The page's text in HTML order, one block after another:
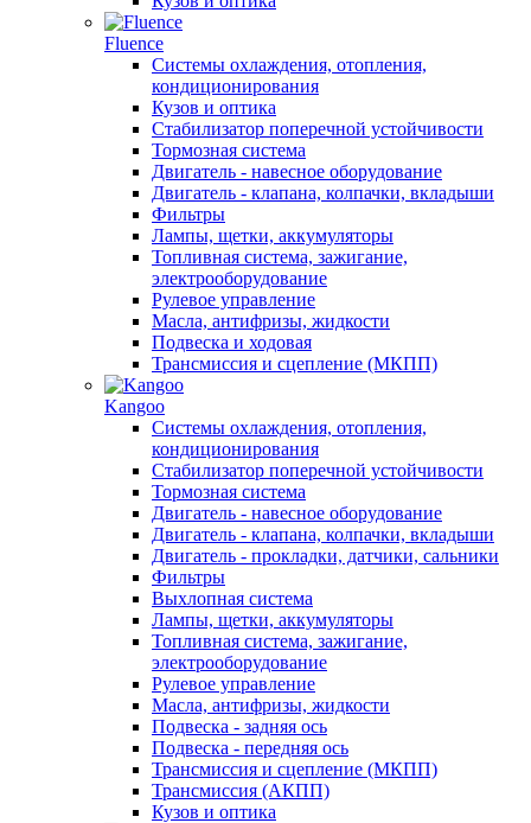
Fluence
Системы охлаждения, отопления,
кондиционирования
Кузов и оптика
Стабилизатор поперечной устойчивости
Тормозная система
Двигатель - навесное оборудование
Двигатель - клапана, колпачки, вкладыши
Фильтры
Лампы, щетки, аккумуляторы
Топливная система, зажигание,
электрооборудование
Рулевое управление
Масла, антифризы, жидкости
Подвеска и ходовая
Трансмиссия и сцепление (МКПП)
Kangoo
Системы охлаждения, отопления,
кондиционирования
Стабилизатор поперечной устойчивости
Тормозная система
Двигатель - навесное оборудование
Двигатель - клапана, колпачки, вкладыши
Двигатель - прокладки, датчики, сальники
Фильтры
Выхлопная система
Лампы, щетки, аккумуляторы
Топливная система, зажигание,
электрооборудование
Рулевое управление
Масла, антифризы, жидкости
Подвеска - задняя ось
Подвеска - передняя ось
Трансмиссия и сцепление (МКПП)
Трансмиссия (АКПП)
Кузов и оптика